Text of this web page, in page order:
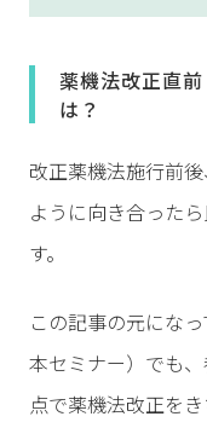
薬機法改正直
は？
改正薬機法施行前
ように向き合った
す。
この記事の元にな
本セミナー）でも
点で薬機法改正を